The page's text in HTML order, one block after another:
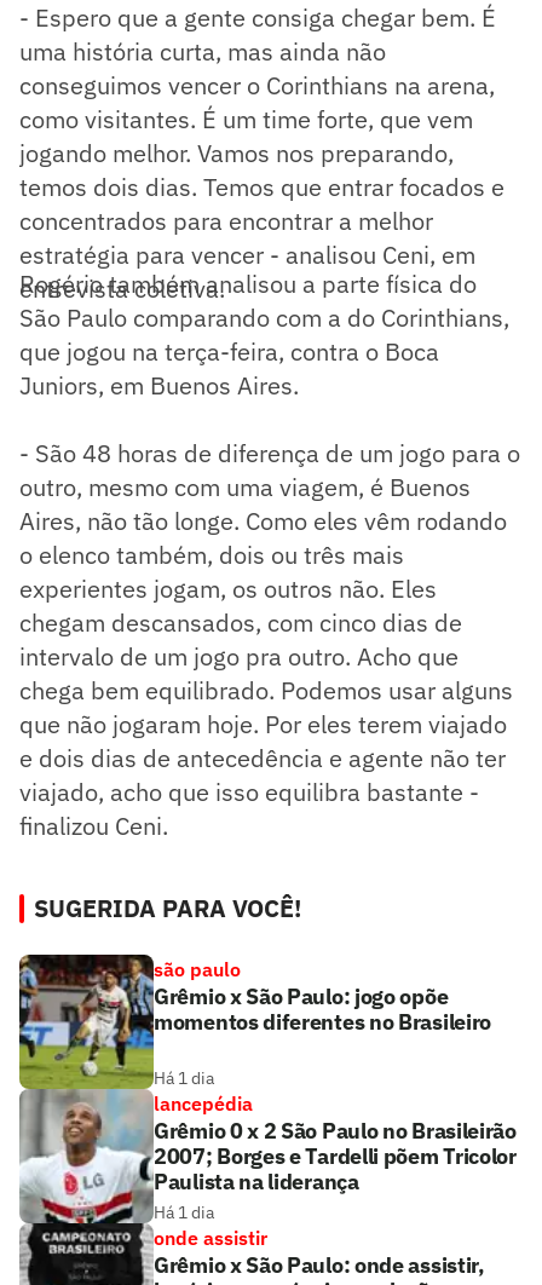
- Espero que a gente consiga chegar bem. É
uma história curta, mas ainda não
conseguimos vencer o Corinthians na arena,
como visitantes. É um time forte, que vem
jogando melhor. Vamos nos preparando,
temos dois dias. Temos que entrar focados e
concentrados para encontrar a melhor
estratégia para vencer - analisou Ceni, em
entrevista coletiva.
Rogério também analisou a parte física do
São Paulo comparando com a do Corinthians,
que jogou na terça-feira, contra o Boca
Juniors, em Buenos Aires.
- São 48 horas de diferença de um jogo para o
outro, mesmo com uma viagem, é Buenos
Aires, não tão longe. Como eles vêm rodando
o elenco também, dois ou três mais
experientes jogam, os outros não. Eles
chegam descansados, com cinco dias de
intervalo de um jogo pra outro. Acho que
chega bem equilibrado. Podemos usar alguns
que não jogaram hoje. Por eles terem viajado
e dois dias de antecedência e agente não ter
viajado, acho que isso equilibra bastante -
finalizou Ceni.
SUGERIDA PARA VOCÊ!
são paulo
Grêmio x São Paulo: jogo opõe
momentos diferentes no Brasileiro
Há 1 dia
lancepédia
Grêmio 0 x 2 São Paulo no Brasileirão
2007; Borges e Tardelli põem Tricolor
Paulista na liderança
Há 1 dia
onde assistir
Grêmio x São Paulo: onde assistir,